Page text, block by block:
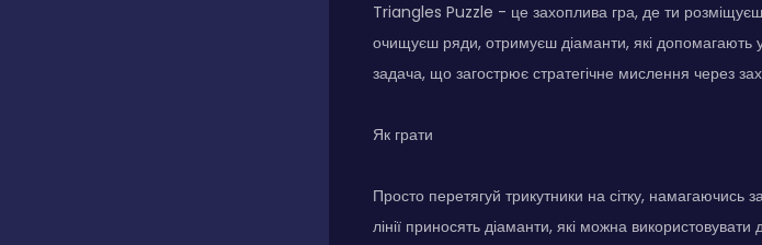
Triangles Puzzle - це захоплива гра, де ти
очищуєш ряди, отримуєш діаманти, які допомагають
задача, що загострює стратегічне мислення через
Як грати
Просто перетягуй трикутники на сітку,
лінії приносять діаманти, які можна